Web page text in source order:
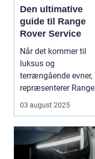
Den ultimative
guide til Range
Rover Service
Når det kommer til
luksus og
terrængående evner,
repræsenterer Range
Rover n...
03 august 2025